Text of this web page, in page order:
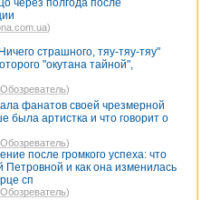
через полгода после
)
страшного, тяу-тяу-тяу"
"окутана тайной",
Обозреватель)
фанатов своей чрезмерной
была артистка и что говорит о
Обозреватель)
после громкого успеха: что
Петровной и как она изменилась
сп
Обозреватель)